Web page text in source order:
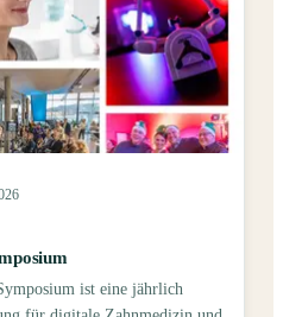
ist eine jährlich